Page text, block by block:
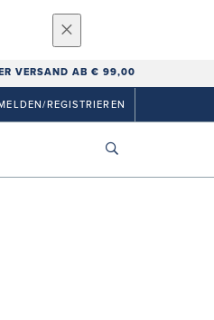
VERSAND AB € 99,00
REGISTRIEREN